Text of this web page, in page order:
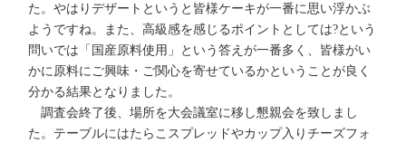
た。やはりデザートというと皆様ケーキが一番に思い浮かぶ
ようですね。また、高級感を感じるポイントとしては?という
問いでは「国産原料使用」という答えが一番多く、皆様がい
かに原料にご興味・ご関心を寄せているかということが良く
分かる結果となりました。
調査会終了後、場所を大会議室に移し懇親会を致しまし
た。テーブルにはたらこスプレッドやカップ入りチーズフォ